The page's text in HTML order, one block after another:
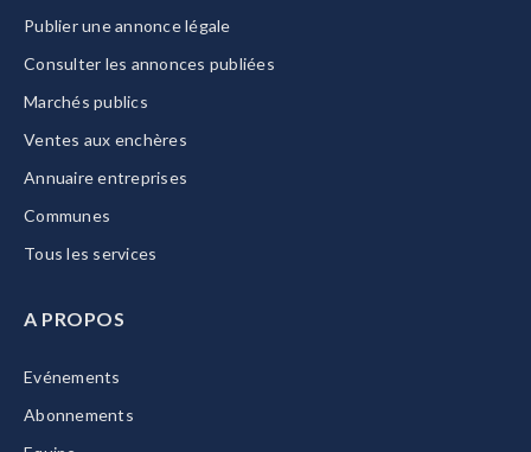
Publier une annonce légale
Consulter les annonces publiées
Marchés publics
Ventes aux enchères
Annuaire entreprises
Communes
Tous les services
A PROPOS
Evénements
Abonnements